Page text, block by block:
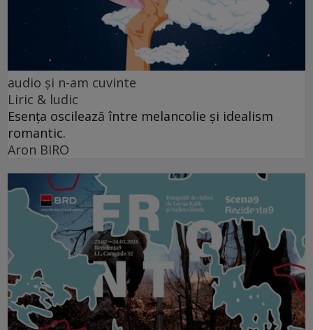
audio şi n-am cuvinte
Liric & ludic
Esența oscilează între melancolie și idealism
romantic.
Aron BIRO